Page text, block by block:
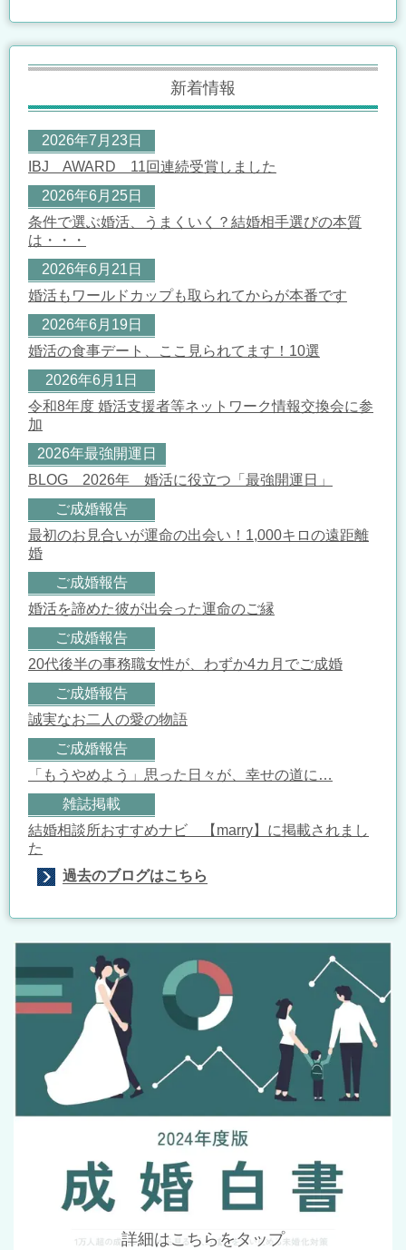
新着情報
2026年7月23日
IBJ AWARD 11回連続受賞しました
2026年6月25日
条件で選ぶ婚活、うまくいく？結婚相手選びの本質
は・・・
2026年6月21日
婚活もワールドカップも取られてからが本番です
2026年6月19日
婚活の食事デート、ここ見られてます！10選
2026年6月1日
令和8年度 婚活支援者等ネットワーク情報交換会に参
加
2026年最強開運日
BLOG 2026年 婚活に役立つ「最強開運日」
ご成婚報告
最初のお見合いが運命の出会い！1,000キロの遠距離
婚
ご成婚報告
婚活を諦めた彼が出会った運命のご縁
ご成婚報告
20代後半の事務職女性が、わずか4カ月でご成婚
ご成婚報告
誠実なお二人の愛の物語
ご成婚報告
「もうやめよう」思った日々が、幸せの道に…
雑誌掲載
結婚相談所おすすめナビ 【marry】に掲載されまし
た
過去のブログはこちら
詳細はこちらをタップ